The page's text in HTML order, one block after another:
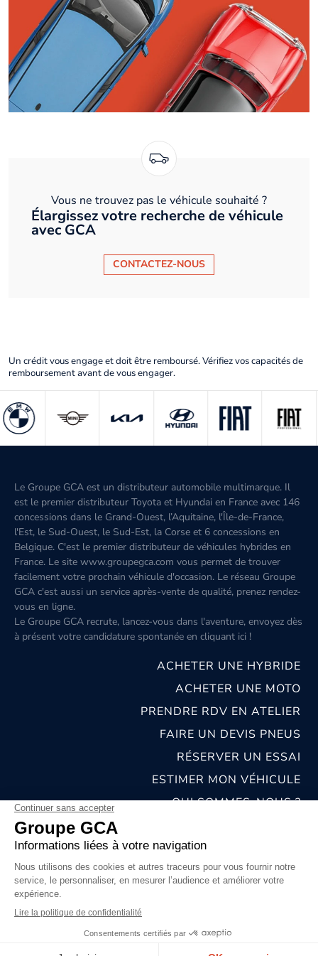
Vous ne trouvez pas le véhicule souhaité ?
Élargissez votre recherche de véhicule
avec GCA
CONTACTEZ-NOUS
Un crédit vous engage et doit être remboursé. Vérifiez vos capacités de
remboursement avant de vous engager.
Le Groupe GCA est un distributeur automobile multimarque. Il
est le premier distributeur Toyota et Hyundai en France avec 146
concessions dans le Grand-Ouest, l’Aquitaine, l'Île-de-France,
l'Est, le Sud-Ouest, le Sud-Est, la Corse et 6 concessions en
Belgique. C'est le premier distributeur de véhicules hybrides en
France. Le site www.groupegca.com vous permet de trouver
facilement votre prochain véhicule d'occasion. Le réseau Groupe
GCA c'est aussi un service après-vente de qualité, prenez rendez-
vous en ligne.
Le Groupe GCA recrute, lancez-vous dans l'aventure, envoyez dès
à présent votre candidature spontanée en cliquant ici !
ACHETER UNE HYBRIDE
ACHETER UNE MOTO
PRENDRE RDV EN ATELIER
FAIRE UN DEVIS PNEUS
RÉSERVER UN ESSAI
ESTIMER MON VÉHICULE
QUI SOMMES-NOUS ?
NOS CONCESSIONS & CARROSSERIES
MENTIONS LÉGALES
CONDITIONS GÉNÉRALES DE VENTE